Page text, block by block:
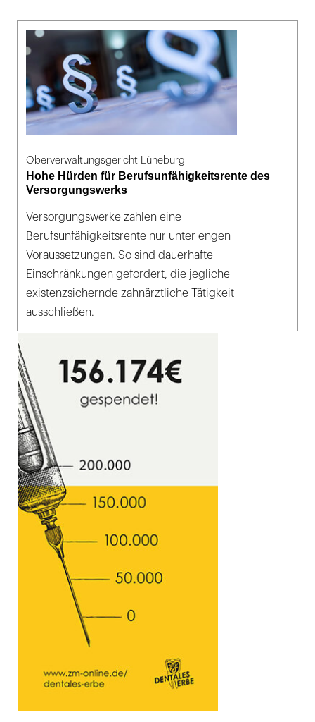
Oberverwaltungsgericht Lüneburg
Hohe Hürden für Berufsunfähigkeitsrente des
Versorgungswerks
Versorgungswerke zahlen eine
Berufsunfähigkeitsrente nur unter engen
Voraussetzungen. So sind dauerhafte
Einschränkungen gefordert, die jegliche
existenzsichernde zahnärztliche Tätigkeit
ausschließen.